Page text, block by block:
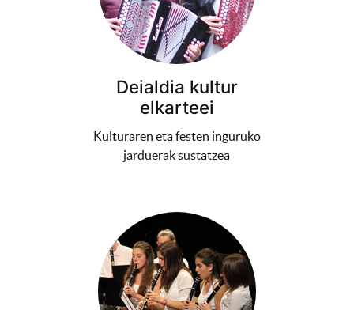
Deialdia kultur
elkarteei
Kulturaren eta festen inguruko
jarduerak sustatzea